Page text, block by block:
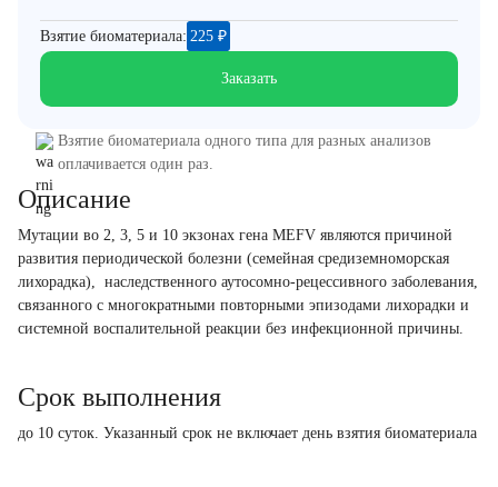
Описание
Мутации во 2, 3, 5 и 10 экзонах гена MEFV являются причиной
развития периодической болезни (семейная средиземноморская
лихорадка), наследственного аутосомно-рецессивного заболевания,
связанного с многократными повторными эпизодами лихорадки и
системной воспалительной реакции без инфекционной причины.
Взятие биоматериала: 225 ₽
Заказать
Взятие биоматериала одного типа для разных анализов
оплачивается один раз.
Срок выполнения
до 10 суток. Указанный срок не включает день взятия биоматериала